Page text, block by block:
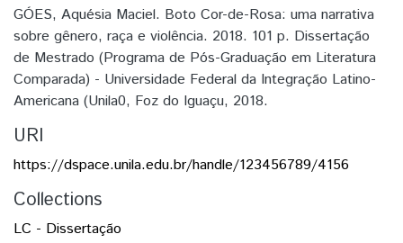
GÓES, Aquésia Maciel. Boto Cor-de-Rosa: uma narrativa
sobre gênero, raça e violência. 2018. 101 p. Dissertação
de Mestrado (Programa de Pós-Graduação em Literatura
Comparada) - Universidade Federal da Integração Latino-
Americana (Unila0, Foz do Iguaçu, 2018.
URI
https://dspace.unila.edu.br/handle/123456789/4156
Collections
LC - Dissertação